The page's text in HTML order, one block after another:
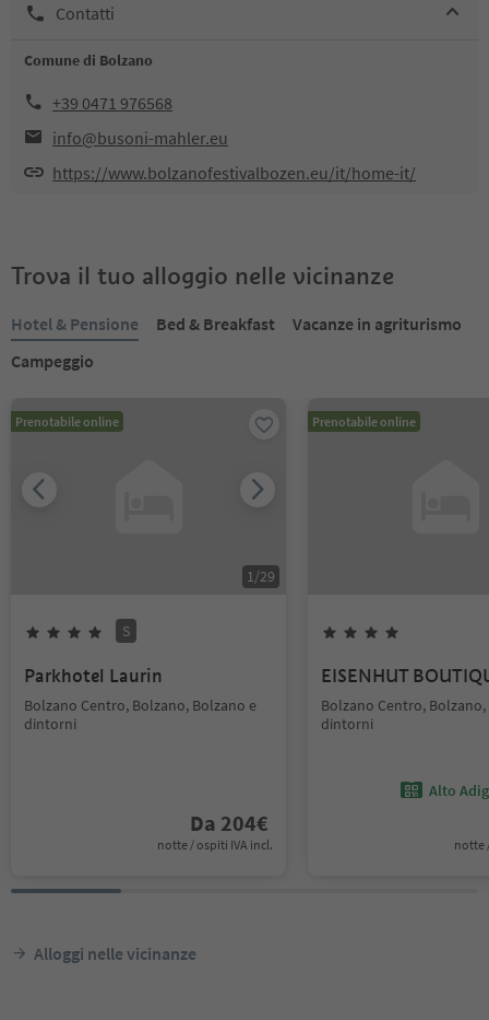
Contatti
Comune di Bolzano
+39 0471 976568
info@busoni-mahler.eu
https://www.bolzanofestivalbozen.eu/it/home-it/
Trova il tuo alloggio nelle vicinanze
Hotel & Pensione Bed & Breakfast
Vacanze in agriturismo
Campeggio
Prenotabile online
1/29
S
Parkhotel Laurin
Bolzano Centro, Bolzano, Bolzano e
dintorni
Da 204€
notte / ospiti IVA incl.
Prenotabile online
EISENHUT
Bolzano Centro,
dintorni
Alto
notte
Alloggi nelle vicinanze